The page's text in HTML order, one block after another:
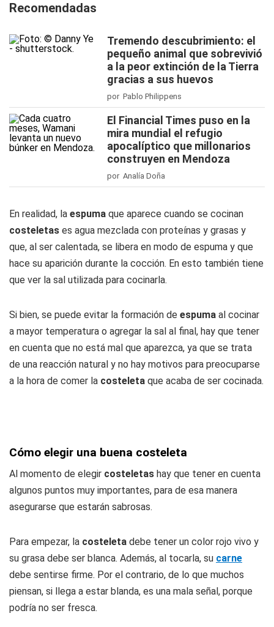
Recomendadas
Tremendo descubrimiento: el
pequeño animal que sobrevivió
a la peor extinción de la Tierra
gracias a sus huevos
por Pablo Philippens
El Financial Times puso en la
mira mundial el refugio
apocalíptico que millonarios
construyen en Mendoza
por Analía Doña
En realidad, la espuma que aparece cuando se cocinan
costeletas es agua mezclada con proteínas y grasas y
que, al ser calentada, se libera en modo de espuma y que
hace su aparición durante la cocción. En esto también tiene
que ver la sal utilizada para cocinarla.
Si bien, se puede evitar la formación de espuma al cocinar
a mayor temperatura o agregar la sal al final, hay que tener
en cuenta que no está mal que aparezca, ya que se trata
de una reacción natural y no hay motivos para preocuparse
a la hora de comer la costeleta que acaba de ser cocinada.
Cómo elegir una buena costeleta
Al momento de elegir costeletas hay que tener en cuenta
algunos puntos muy importantes, para de esa manera
asegurarse que estarán sabrosas.
Para empezar, la costeleta debe tener un color rojo vivo y
su grasa debe ser blanca. Además, al tocarla, su carne
debe sentirse firme. Por el contrario, de lo que muchos
piensan, si llega a estar blanda, es una mala señal, porque
podría no ser fresca.